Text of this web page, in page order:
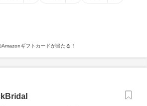
ギフトカードが当たる！